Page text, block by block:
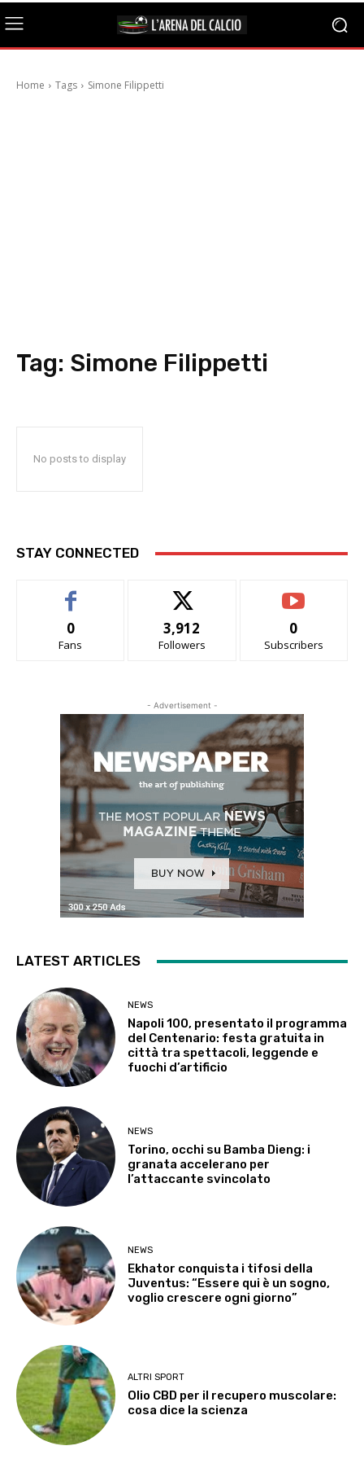
Home Tags Simone Filippetti
Tag: Simone Filippetti
No posts to display
STAY CONNECTED
0
Fans
3,912
Followers
0
Subscribers
- Advertisement -
LATEST ARTICLES
NEWS
Napoli 100, presentato il programma
del Centenario: festa gratuita in
città tra spettacoli, leggende e
fuochi d’artificio
NEWS
Torino, occhi su Bamba Dieng: i
granata accelerano per
l’attaccante svincolato
NEWS
Ekhator conquista i tifosi della
Juventus: “Essere qui è un sogno,
voglio crescere ogni giorno”
ALTRI SPORT
Olio CBD per il recupero muscolare:
cosa dice la scienza